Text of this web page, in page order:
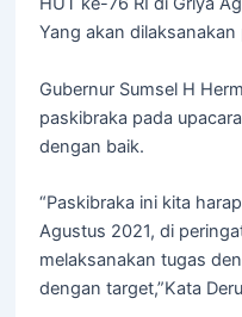
Yang akan
Gubernur Sumsel H
paskibraka pada
dengan baik.
“Paskibraka ini kita
Agustus 2021, di
melaksanakan tugas
dengan target,”Kata